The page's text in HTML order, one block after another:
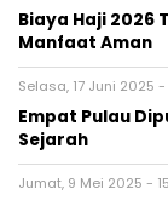
Biaya Haji 2026
Manfaat Aman
Selasa, 17 Juni 2025 -
Empat Pulau
Sejarah
Jumat, 9 Mei 2025 -